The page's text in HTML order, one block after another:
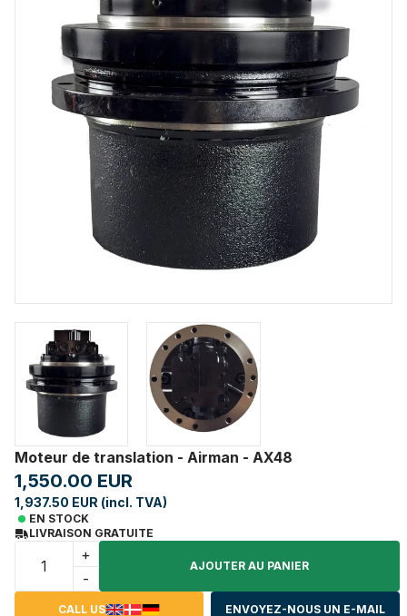
Moteur de translation - Airman - AX48
1,550.00 EUR
1,937.50 EUR (incl. TVA)
EN STOCK
LIVRAISON GRATUITE
+
-
AJOUTER AU PANIER
CALL US ENVOYEZ-NOUS UN E-MAIL